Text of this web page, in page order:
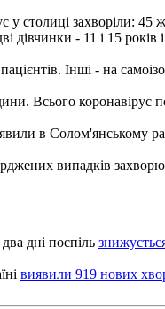
у столиці захворіли: 45
дівчинки - 11 і 15
Інші - на
Всього коронавірус
в Солом'янському
випадків
дні поспіль
виявили 919 нових